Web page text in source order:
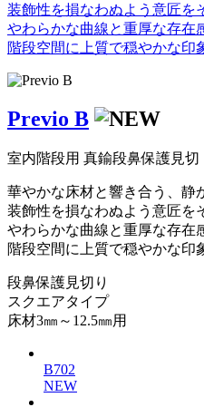
装飾性を損なわぬよう意匠を
やわらかな曲線と重厚な存在
階段空間に上質で穏やかな印
Previo B
室内階段用 真鍮段鼻保護見切
華やかな床材と響き合う、静
装飾性を損なわぬよう意匠を
やわらかな曲線と重厚な存在
階段空間に上質で穏やかな印
段鼻保護見切り
スクエアタイプ
床材3㎜～12.5㎜用
B702
NEW